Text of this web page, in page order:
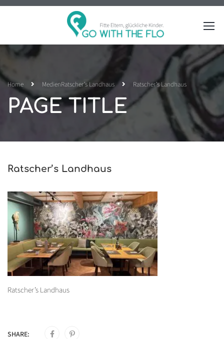
Home MedienRatscher’s Landhaus Ratscher’s Landhaus
PAGE TITLE
Ratscher’s Landhaus
Ratscher’s Landhaus
SHARE: